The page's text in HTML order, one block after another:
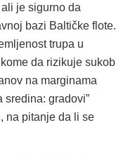
je sigurno da
bazi Baltičke flote.
trupa u
da rizikuje sukob
na marginama
sredina: gradovi”
na pitanje da li se